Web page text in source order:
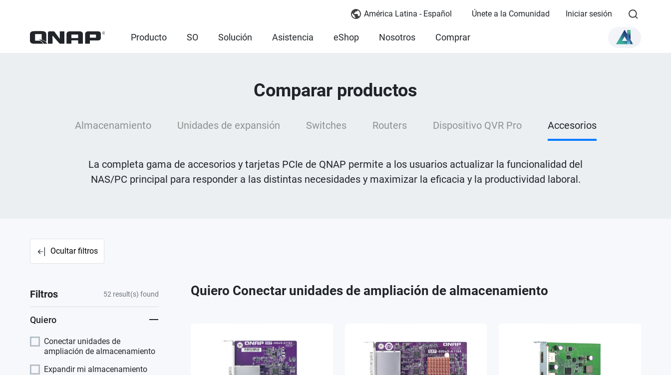
América Latina - Español Únete a la Comunidad Iniciar sesión
Producto SO Solución Asistencia eShop Nosotros Comprar
Comparar productos
Almacenamiento Unidades de expansión Switches Routers Dispositivo QVR Pro Accesorios
La completa gama de accesorios y tarjetas PCIe de QNAP permite a los usuarios actualizar la funcionalidad del
NAS/PC principal para responder a las distintas necesidades y maximizar la eficacia y la productividad laboral.
Ocultar filtros
Filtros 52 result(s) found
Quiero
Conectar unidades de
ampliación de almacenamiento
Expandir mi almacenamiento
Quiero Conectar unidades de ampliación de almacenamiento